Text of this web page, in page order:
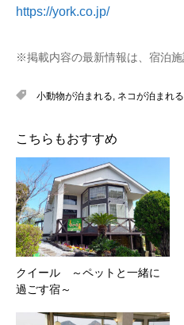
https://york.co.jp/
※掲載内容の最新情報は、宿泊
小動物が泊まれる, ネコが泊まれる
こちらもおすすめ
クイール ～ペットと一緒に
過ごす宿～